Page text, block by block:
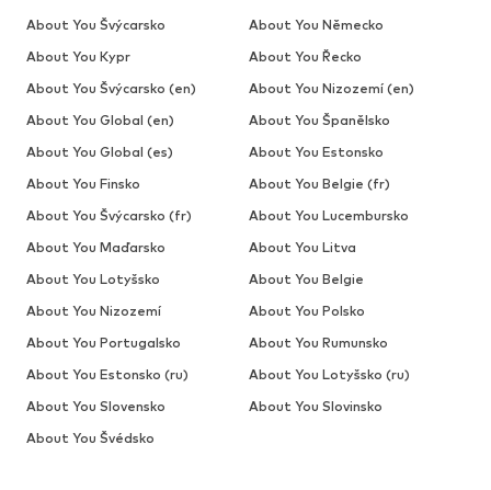
About You Švýcarsko
About You Německo
About You Kypr
About You Řecko
About You Švýcarsko (en)
About You Nizozemí (en)
About You Global (en)
About You Španělsko
About You Global (es)
About You Estonsko
About You Finsko
About You Belgie (fr)
About You Švýcarsko (fr)
About You Lucembursko
About You Maďarsko
About You Litva
About You Lotyšsko
About You Belgie
About You Nizozemí
About You Polsko
About You Portugalsko
About You Rumunsko
About You Estonsko (ru)
About You Lotyšsko (ru)
About You Slovensko
About You Slovinsko
About You Švédsko